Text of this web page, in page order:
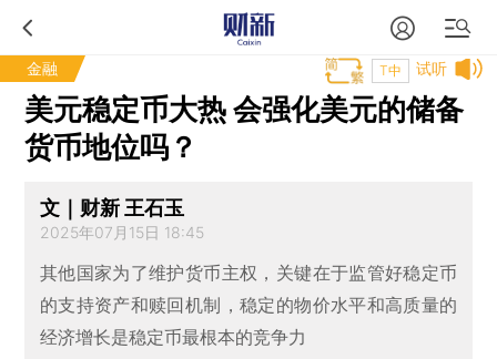
金融 试听
T中
美元稳定币大热 会强化美元的储备
货币地位吗？
文｜财新 王石玉
2025年07月15日 18:45
其他国家为了维护货币主权，关键在于监管好稳定币
的支持资产和赎回机制，稳定的物价水平和高质量的
经济增长是稳定币最根本的竞争力